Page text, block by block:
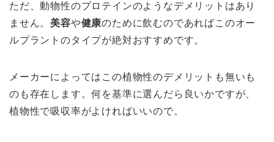
ただ、動物性のプロテインのようなデメリットはあり
ません。 美容や健康のために飲むのであればこのオー
ルプラントのタイプが絶対おすすめです。
メーカーによってはこの植物性のデメリットも無いも
のも存在します。何を基準に選んだら良いかですが、
植物性で吸収率がよければいいので。